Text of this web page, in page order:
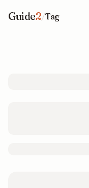
Guide2/Tag